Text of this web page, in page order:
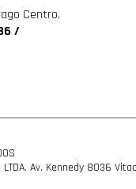
Centro.
/
Av. Kennedy 8036